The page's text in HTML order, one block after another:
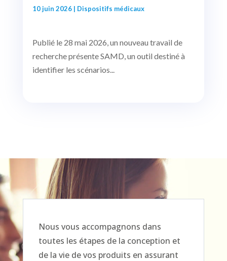
10 juin 2026| Dispositifs médicaux
Publié le 28 mai 2026, un nouveau travail de
recherche présente SAMD, un outil destiné à
identifier les scénarios...
Nous vous accompagnons dans
toutes les étapes de la conception et
de la vie de vos produits en assurant